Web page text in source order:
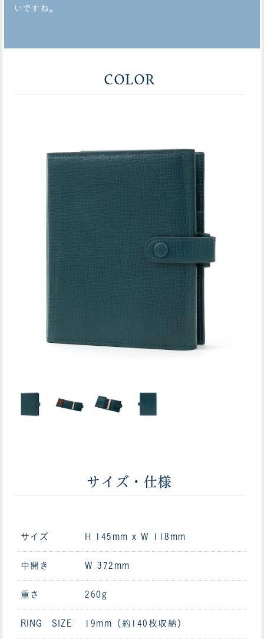
いですね。
COLOR
サイズ・仕様
サイズ H 145mm x W 118mm
中開き W 372mm
重さ 260g
RING SIZE 19mm（約140枚収納）